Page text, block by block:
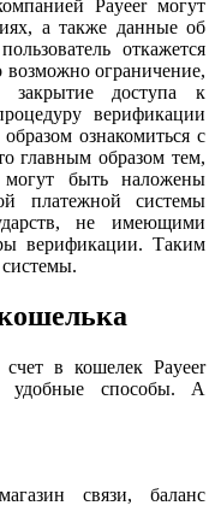
Payeer могут
а также данные об
откажется
ограничение,
закрытие доступа к
верификации
ознакомиться с
главным образом тем,
могут быть наложены
платежной системы
не имеющими
верификации. Таким
системы.
счет в кошелек Payeer
удобные способы. А
связи, баланс